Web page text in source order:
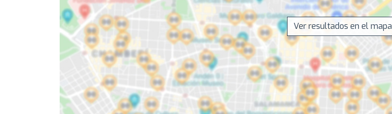
Ver resultados en el mapa